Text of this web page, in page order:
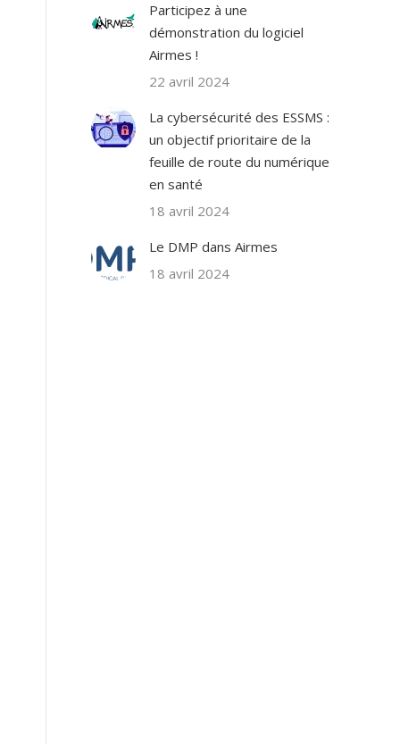
Participez à une
démonstration du logiciel
Airmes !
22 avril 2024
La cybersécurité des ESSMS :
un objectif prioritaire de la
feuille de route du numérique
en santé
18 avril 2024
Le DMP dans Airmes
18 avril 2024